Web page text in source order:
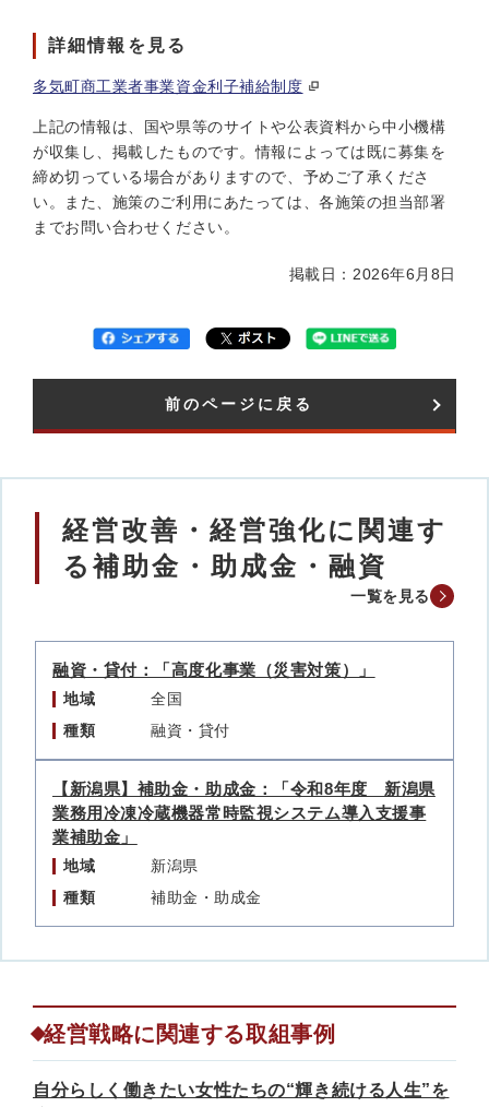
詳細情報を見る
多気町商工業者事業資金利子補給制度
上記の情報は、国や県等のサイトや公表資料から中小機構
が収集し、掲載したものです。情報によっては既に募集を
締め切っている場合がありますので、予めご了承くださ
い。また、施策のご利用にあたっては、各施策の担当部署
までお問い合わせください。
掲載日：2026年6月8日
前のページに戻る
経営改善・経営強化に関連す
る補助金・助成金・融資
一覧を見る
融資・貸付：「高度化事業（災害対策）」
地域
全国
種類
融資・貸付
【新潟県】補助金・助成金：「令和8年度 新潟県
業務用冷凍冷蔵機器常時監視システム導入支援事
業補助金」
地域
新潟県
種類
補助金・助成金
経営戦略に関連する取組事例
自分らしく働きたい女性たちの“輝き続ける人生”を